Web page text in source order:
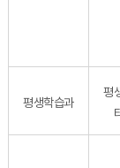
평생학습과
평